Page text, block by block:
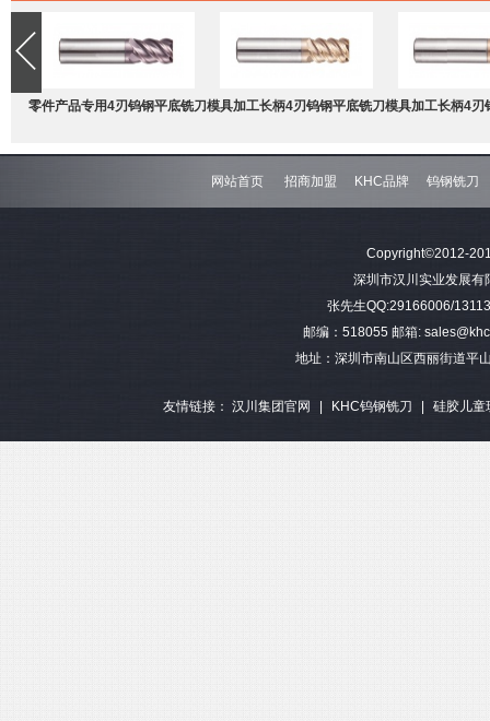
零件产品专用4刃钨钢平底铣刀模具加工长柄4刃钨钢平底铣刀模具加工长柄4刃
钢平底
网站首页 招商加盟 KHC品牌 钨钢铣刀
Copyright©2012-
深圳市汉川实业发展
张先生QQ:29166006/
邮编：518055 邮箱:
地址：深圳市南山区西丽街道平
友情链接： 汉川集团官网 | KHC钨钢铣刀 | 硅胶儿童